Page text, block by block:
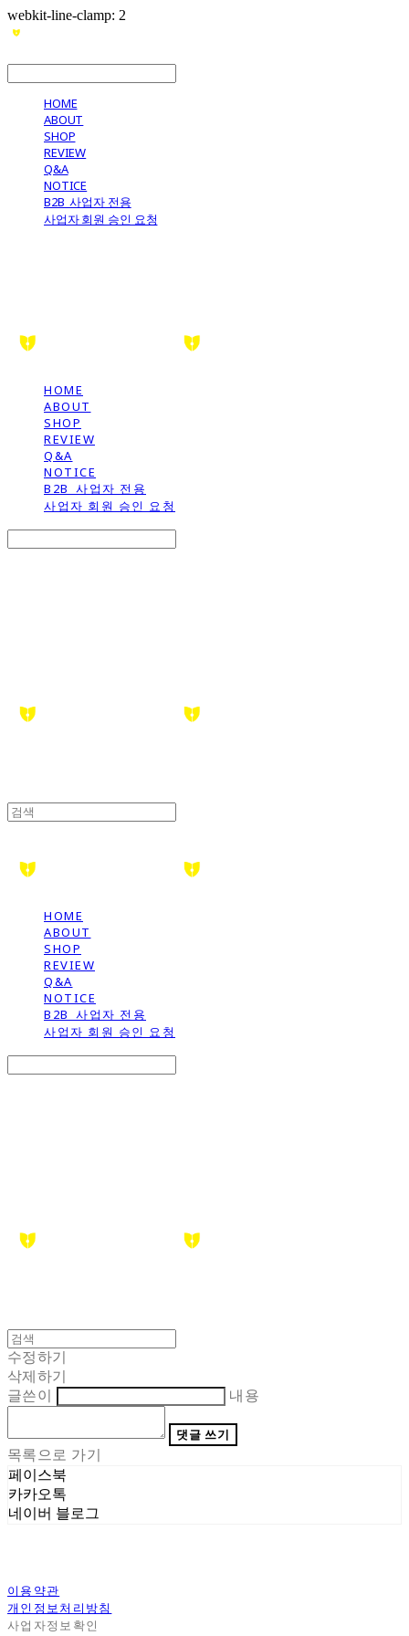
webkit-line-clamp: 2
HOME
ABOUT
SHOP
REVIEW
Q&A
NOTICE
B2B_사업자 전용
사업자 회원 승인 요청
HOME
ABOUT
SHOP
REVIEW
Q&A
NOTICE
B2B_사업자 전용
사업자 회원 승인 요청
HOME
ABOUT
SHOP
REVIEW
Q&A
NOTICE
B2B_사업자 전용
사업자 회원 승인 요청
수정하기
삭제하기
글쓴이
내용
댓글 쓰기
목록으로 가기
페이스북
카카오톡
네이버 블로그
이용약관
개인정보처리방침
사업자정보확인